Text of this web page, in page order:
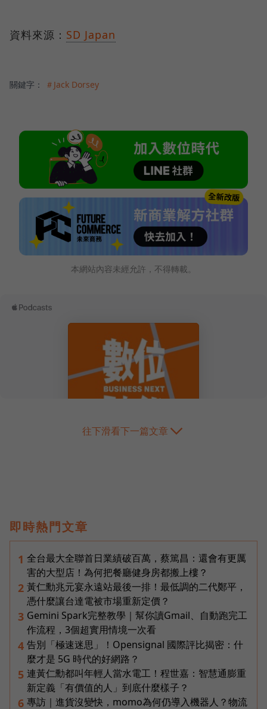
資料來源： SD Japan
關鍵字： ＃Jack Dorsey
本網站內容未經允許，不得轉載。
往下滑看下一篇文章
即時熱門文章
1 全台最大全聯首日業績破百萬，蔡篤昌：還會有更厲
害的大型店！為何把餐廳健身房都搬上樓？
2 黃仁勳兆元宴永遠站最後一排！最低調的二代鄭平，
憑什麼讓台達電被市場重新定價？
3 Gemini Spark完整教學｜幫你讀Gmail、自動跑完工
作流程，3個超實用情境一次看
4 告別「極速迷思」！Opensignal 國際評比揭密：什
麼才是 5G 時代的好網路？
5 連黃仁勳都叫年輕人當水電工！程世嘉：智慧通膨重
新定義「有價值的人」到底什麼樣子？
6 專訪｜進貨沒變快，momo為何仍導入機器人？物流